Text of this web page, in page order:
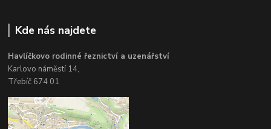
Kde nás najdete
Havlíčkovo rodinné řeznictví a uzenářství
Karlovo náměstí 14,
Třebíč 674 01